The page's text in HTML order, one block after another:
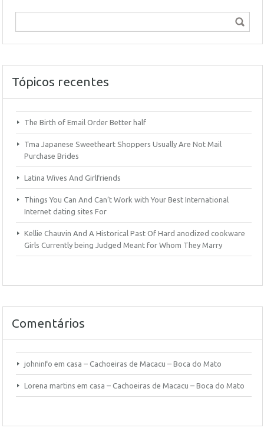
Tópicos recentes
The Birth of Email Order Better half
Tma Japanese Sweetheart Shoppers Usually Are Not Mail
Purchase Brides
Latina Wives And Girlfriends
Things You Can And Can’t Work with Your Best International
Internet dating sites For
Kellie Chauvin And A Historical Past Of Hard anodized cookware
Girls Currently being Judged Meant for Whom They Marry
Comentários
johninfo em casa – Cachoeiras de Macacu – Boca do Mato
Lorena martins em casa – Cachoeiras de Macacu – Boca do Mato